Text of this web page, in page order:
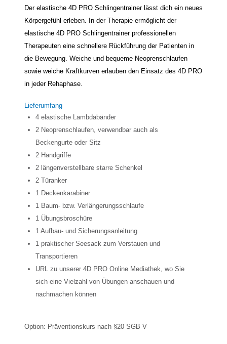
Der elastische 4D PRO Schlingentrainer lässt dich ein neues
Körpergefühl erleben. In der Therapie ermöglicht der
elastische 4D PRO Schlingentrainer professionellen
Therapeuten eine schnellere Rückführung der Patienten in
die Bewegung. Weiche und bequeme Neoprenschlaufen
sowie weiche Kraftkurven erlauben den Einsatz des 4D PRO
in jeder Rehaphase.
Lieferumfang
4 elastische Lambdabänder
2 Neoprenschlaufen, verwendbar auch als
Beckengurte oder Sitz
2 Handgriffe
2 längenverstellbare starre Schenkel
2 Türanker
1 Deckenkarabiner
1 Baum- bzw. Verlängerungsschlaufe
1 Übungsbroschüre
1 Aufbau- und Sicherungsanleitung
1 praktischer Seesack zum Verstauen und
Transportieren
URL zu unserer 4D PRO Online Mediathek, wo Sie
sich eine Vielzahl von Übungen anschauen und
nachmachen können
Option: Präventionskurs nach §20 SGB V